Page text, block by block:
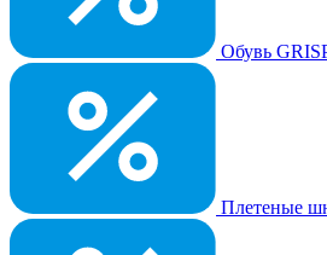
Обувь
Плетеные